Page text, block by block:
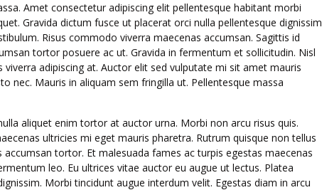
Amet consectetur adipiscing elit pellentesque habitant morbi
Gravida dictum fusce ut placerat orci nulla pellentesque dignissim
Risus commodo viverra maecenas accumsan. Sagittis id
tortor posuere ac ut. Gravida in fermentum et sollicitudin. Nisl
adipiscing at. Auctor elit sed vulputate mi sit amet mauris
nec. Mauris in aliquam sem fringilla ut. Pellentesque massa
aliquet enim tortor at auctor urna. Morbi non arcu risus quis.
ultricies mi eget mauris pharetra. Rutrum quisque non tellus
tortor. Et malesuada fames ac turpis egestas maecenas
leo. Eu ultrices vitae auctor eu augue ut lectus. Platea
Morbi tincidunt augue interdum velit. Egestas diam in arcu